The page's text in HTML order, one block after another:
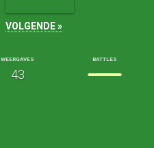
VOLGENDE »
WEERGAVES
43
BATTLES